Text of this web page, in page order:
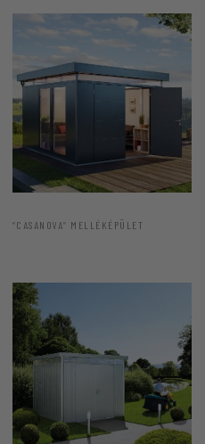
“CASANOVA” MELLÉKÉPÜLET